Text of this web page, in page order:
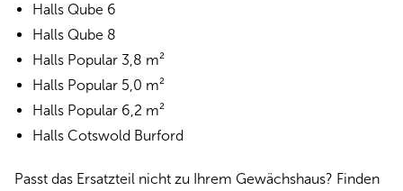
Halls Qube 6
Halls Qube 8
Halls Popular 3,8 m²
Halls Popular 5,0 m²
Halls Popular 6,2 m²
Halls Cotswold Burford
Passt das Ersatzteil nicht zu Ihrem Gewächshaus? Finden